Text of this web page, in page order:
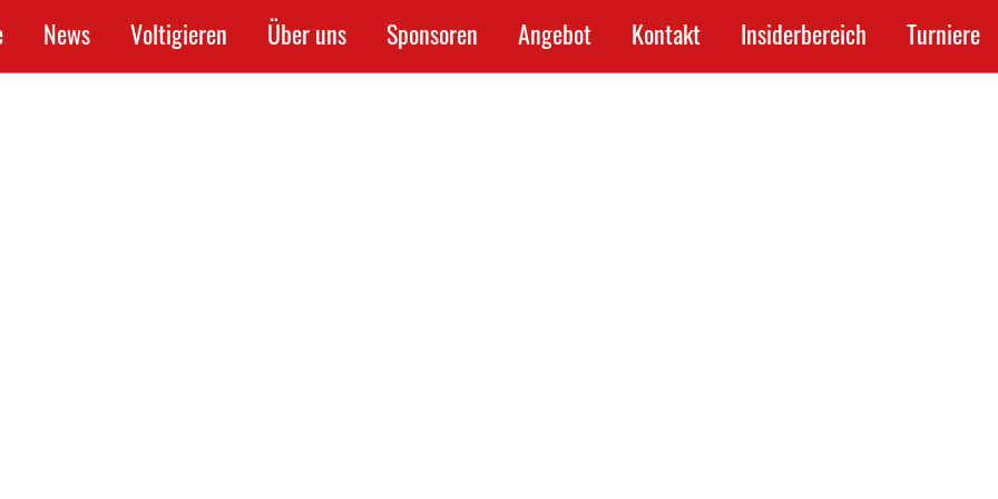
News Voltigieren Über uns Sponsoren Angebot Kontakt Insiderbereich Turniere